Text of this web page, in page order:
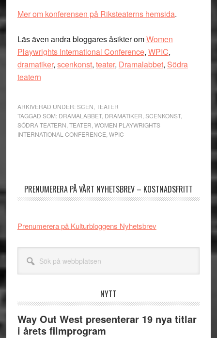
Mer om konferensen på Riksteaterns hemsida.
Läs även andra bloggares åsikter omWomen
Playwrights International Conference, WPIC,
dramatiker, scenkonst, teater, Dramalabbet, Södra
teatern
ARKIVERAD UNDER:SCEN TEATER
TAGGAD SOM: DRAMALABBET, DRAMATIKER SCENKONST,
SÖDRA TEATERN TEATER WOMEN PLAYWRIGHTS
INTERNATIONAL CONFERENCE WPIC
PRENUMERERA PÅ VÅRT NYHETSBREV – KOSTNADSFRITT
Prenumerera på Kulturbloggens Nyhetsbrev
webbplatsen
NYTT
Way Out West presenterar 19 nya titlar
i årets filmprogram